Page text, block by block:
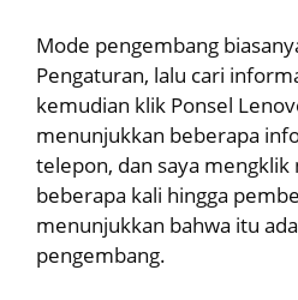
Mode pengembang
Pengaturan, lalu cari
kemudian klik Ponsel
menunjukkan beberapa
telepon, dan saya
beberapa kali hingga
menunjukkan bahwa itu
pengembang.